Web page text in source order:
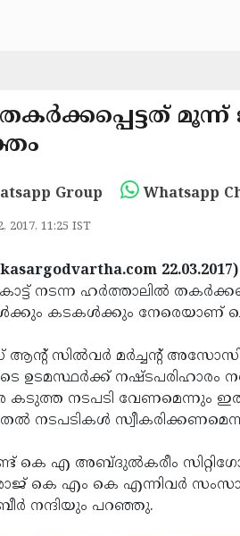
മൂന്ന്
Group Whatsapp
2017, 11:25 IST
22.03.2017)
നടന്ന ഹര്‍ത്താലില്‍
കടകള്‍ക്കും നേരെയാണ്
സില്‍വര്‍ മര്‍ച്ചന്റ്
ഉടമസ്ഥര്‍ക്ക്
കടുത്ത നടപടി വേണമെന്നും
സ്വീകരിക്കണമെന്നും
കെ എ അബ്ദുല്‍കരീം
കെ എം കെ എന്നിവര്‍
നന്ദിയും പറഞ്ഞു.